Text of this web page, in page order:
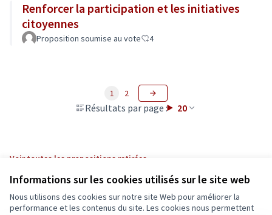
Informations sur les cookies utilisés sur le site web
Nous utilisons des cookies sur notre site Web pour améliorer la
performance et les contenus du site. Les cookies nous permettent
Renforcer la participation et les initiatives
citoyennes
Proposition soumise au vote 4
Résultats par page : 20
1 2
Voir toutes les propositions retirées
Conditions d'utilisation
Paramètres des cookies